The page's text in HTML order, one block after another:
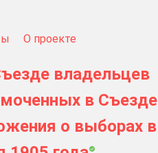
О проекте
владельцев
в Съезде
о выборах в